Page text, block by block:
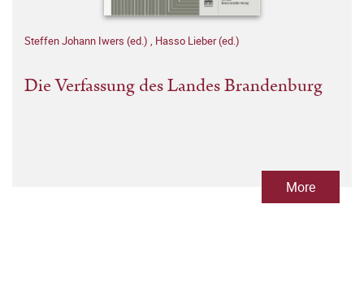
Steffen Johann Iwers (ed.) , Hasso Lieber (ed.)
Die Verfassung des Landes Brandenburg
More